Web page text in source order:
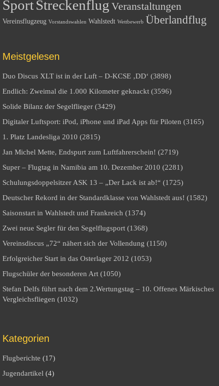
SportStreckenflug Veranstaltungen
Vereinsflugzeug Vorstandswahlen Wahlstedt Wettbewerb Überlandflug
Meistgelesen
Duo Discus XLT ist in der Luft – D-KCSE ‚DD‘ (3898)
Endlich: Zweimal die 1.000 Kilometer geknackt (3596)
Solide Bilanz der Segelflieger (3429)
Digitaler Luftsport: iPod, iPhone und iPad Apps für Piloten (3165)
1. Platz Landesliga 2010 (2815)
Jan Michel Mette, Endspurt zum Luftfahrerschein! (2719)
Super – Flugtag in Namibia am 10. Dezember 2010 (2281)
Schulungsdoppelsitzer ASK 13 – „Der Lack ist ab!“ (1725)
Deutscher Rekord in der Standardklasse von Wahlstedt aus! (1582)
Saisonstart in Wahlstedt und Frankreich (1374)
Zwei neue Segler für den Segelflugsport (1368)
Vereinsdiscus „72“ nähert sich der Vollendung (1150)
Erfolgreicher Start in das Osterlager 2012 (1053)
Flugschüler der besonderen Art (1050)
Stefan Delfs führt nach dem 2.Wertungstag – 10. Offenes Märkisches
Vergleichsfliegen (1032)
Kategorien
Flugberichte (17)
Jugendartikel (4)